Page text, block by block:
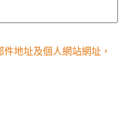
地址及個人網站網址，